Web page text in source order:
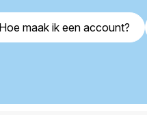
Hoe maak ik een account?